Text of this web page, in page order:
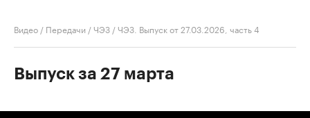
Видео / Передачи /ЧЭЗ /ЧЭЗ. Выпуск от 27.03.2026, часть 4
Выпуск за 27 марта